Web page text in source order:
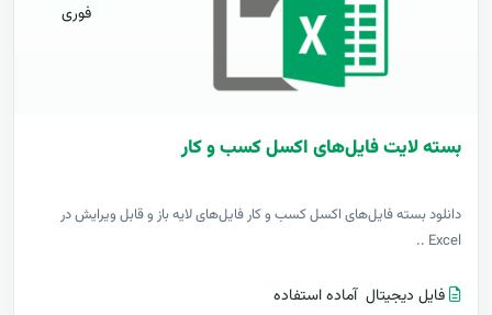
فوری
بسته لایت فایل‌های اکسل کسب و کار
دانلود بسته فایل‌های اکسل کسب و کار فایل‌های لایه باز و قابل ویرایش در
Excel ..
فایل دیجیتال آماده استفاده